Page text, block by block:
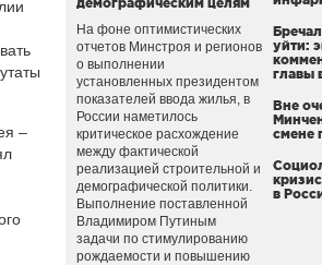
–
На фоне оптимистических
отчетов Минстроя и регионов
о выполнении
установленных президентом
показателей ввода жилья, в
России наметилось
критическое расхождение
между фактической
реализацией строительной и
демографической политики.
Выполнение поставленной
Владимиром Путиным
задачи по стимулированию
рождаемости и повышению
уйти:
главы
Вне
смене
в